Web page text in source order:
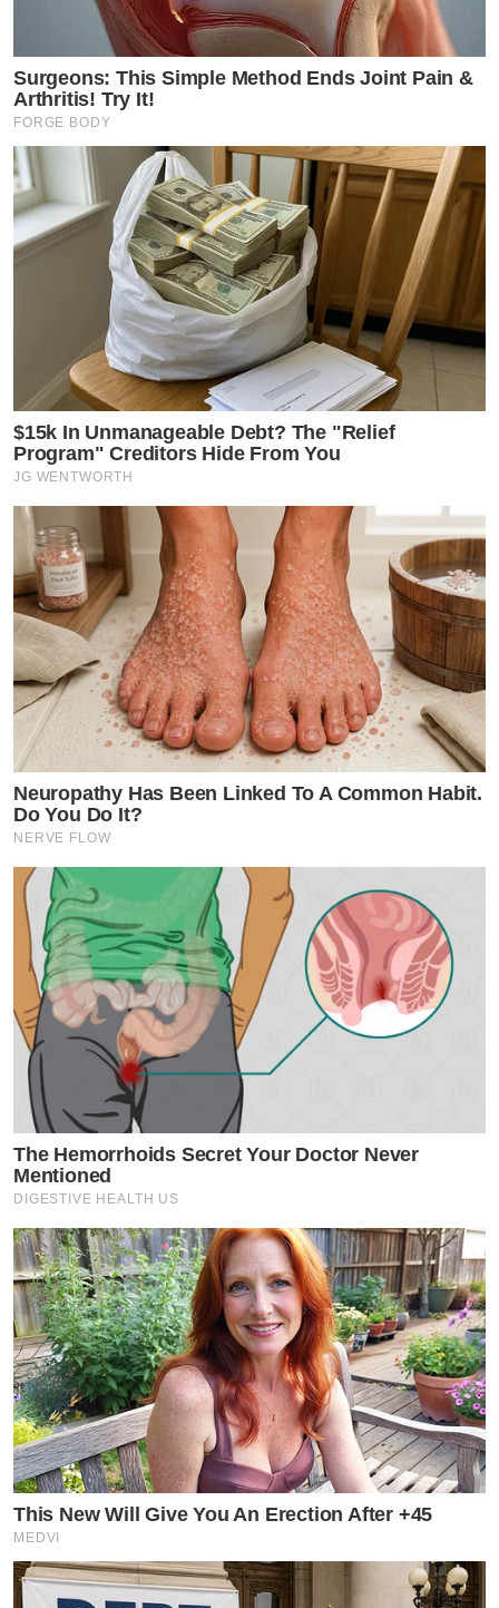
Surgeons: This Simple Method Ends Joint Pain &
Arthritis! Try It!
FORGE BODY
$15k In Unmanageable Debt? The "Relief
Program" Creditors Hide From You
JG WENTWORTH
Neuropathy Has Been Linked To A Common Habit.
Do You Do It?
NERVE FLOW
The Hemorrhoids Secret Your Doctor Never
Mentioned
DIGESTIVE HEALTH US
This New Will Give You An Erection After +45
MEDVI